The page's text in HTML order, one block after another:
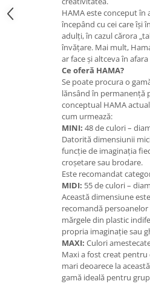
Motricitate fina
Motricitate grosiera
Recunoasterea formelor
Trasee de motricitate
Diverse jucarii educative
Dezvoltarea limbajului
Mobilier gradinita
Spații de joacă
Educatie inovativa
Dezvoltare timpurie
HAMA este conceput în
începând cu cei care își
adulți, în cazul cărora
învățare. Mai mult,
ar face și altceva în
Ce oferă HAMA?
Se poate procura o
lănsând în permanență
conceptual HAMA
cum urmează:
MINI: 48 de culori –
Datorită dimensiunii
funcție de imaginația
croșetare sau brodare.
Este recomandat
MIDI: 55 de culori –
Această dimensiune
recomandă
mărgele din plastic
propria imaginație sau
MAXI: Culori
Maxi a fost creat pentru
mari deoarece la
gamă ideală pentru